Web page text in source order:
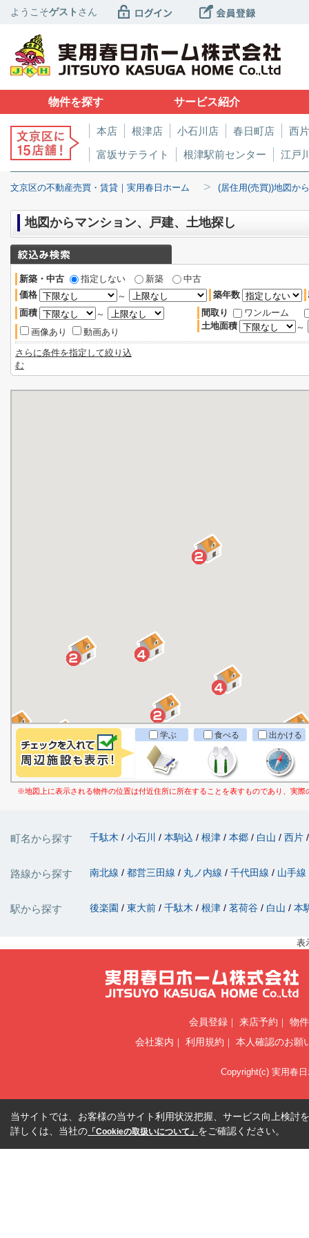
ようこそゲスト さん
物件を探す サービス紹介
本店 根津店 小石川店 春日町店
西
富坂サテライト
根津駅前センター 江戸
文京区の不動産売買・賃貸｜実用春日ホーム > (居住用(売買))地図か
地図からマンション、戸建、土地探し
新築・中古 指定しない 新築
中古
価格
～ 築年数
面積
～
画像あり
動画あり
間取り
ワンルーム
土地面積
～
さらに条件を指定して絞り込
む
学ぶ 食べる 出かける
※地図上に表示される物件の位置は付近住所に所在することを表すものであり、実
町名から探す 千駄木 小石川 本駒込 根津 本郷 白山 西片
路線から探す 南北線 都営三田線 丸ノ内線 千代田線 山手線
駅から探す 後楽園 東大前 千駄木 根津 茗荷谷 白山 本
表
会員登録 来店予約
物
会社案内
利用規約 本人確認のお願
Copyright(c) 実用春
当サイトでは、お客様の当サイト利用状況把握、サービス向上検討
詳しくは、当社の 「Cookieの取扱いについて」 をご確認ください。